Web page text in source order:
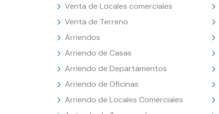
Venta de Locales comerciales
Venta de Terreno
Arriendos
Arriendo de Casas
Arriendo de Departamentos
Arriendo de Oficinas
Arriendo de Locales Comerciales